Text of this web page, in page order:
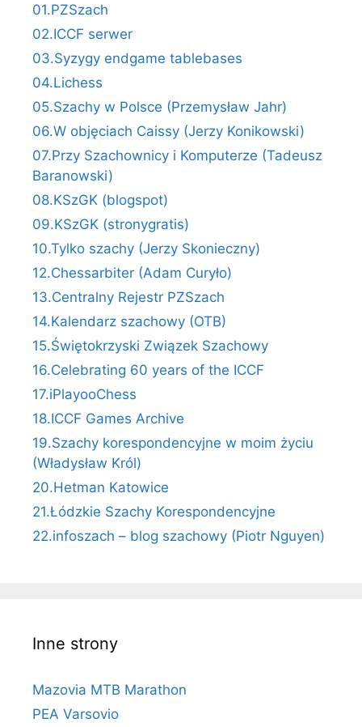
01.PZSzach
02.ICCF serwer
03.Syzygy endgame tablebases
04.Lichess
05.Szachy w Polsce (Przemysław Jahr)
06.W objęciach Caissy (Jerzy Konikowski)
07.Przy Szachownicy i Komputerze (Tadeusz
Baranowski)
08.KSzGK (blogspot)
09.KSzGK (stronygratis)
10.Tylko szachy (Jerzy Skonieczny)
12.Chessarbiter (Adam Curyło)
13.Centralny Rejestr PZSzach
14.Kalendarz szachowy (OTB)
15.Świętokrzyski Związek Szachowy
16.Celebrating 60 years of the ICCF
17.iPlayooChess
18.ICCF Games Archive
19.Szachy korespondencyjne w moim życiu
(Władysław Król)
20.Hetman Katowice
21.Łódzkie Szachy Korespondencyjne
22.infoszach – blog szachowy (Piotr Nguyen)
Inne strony
Mazovia MTB Marathon
PEA Varsovio